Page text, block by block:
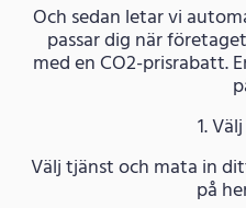
Och sedan letar vi
passar dig när
med en CO2-prisrabatt.
1.
Välj tjänst och mata in
på